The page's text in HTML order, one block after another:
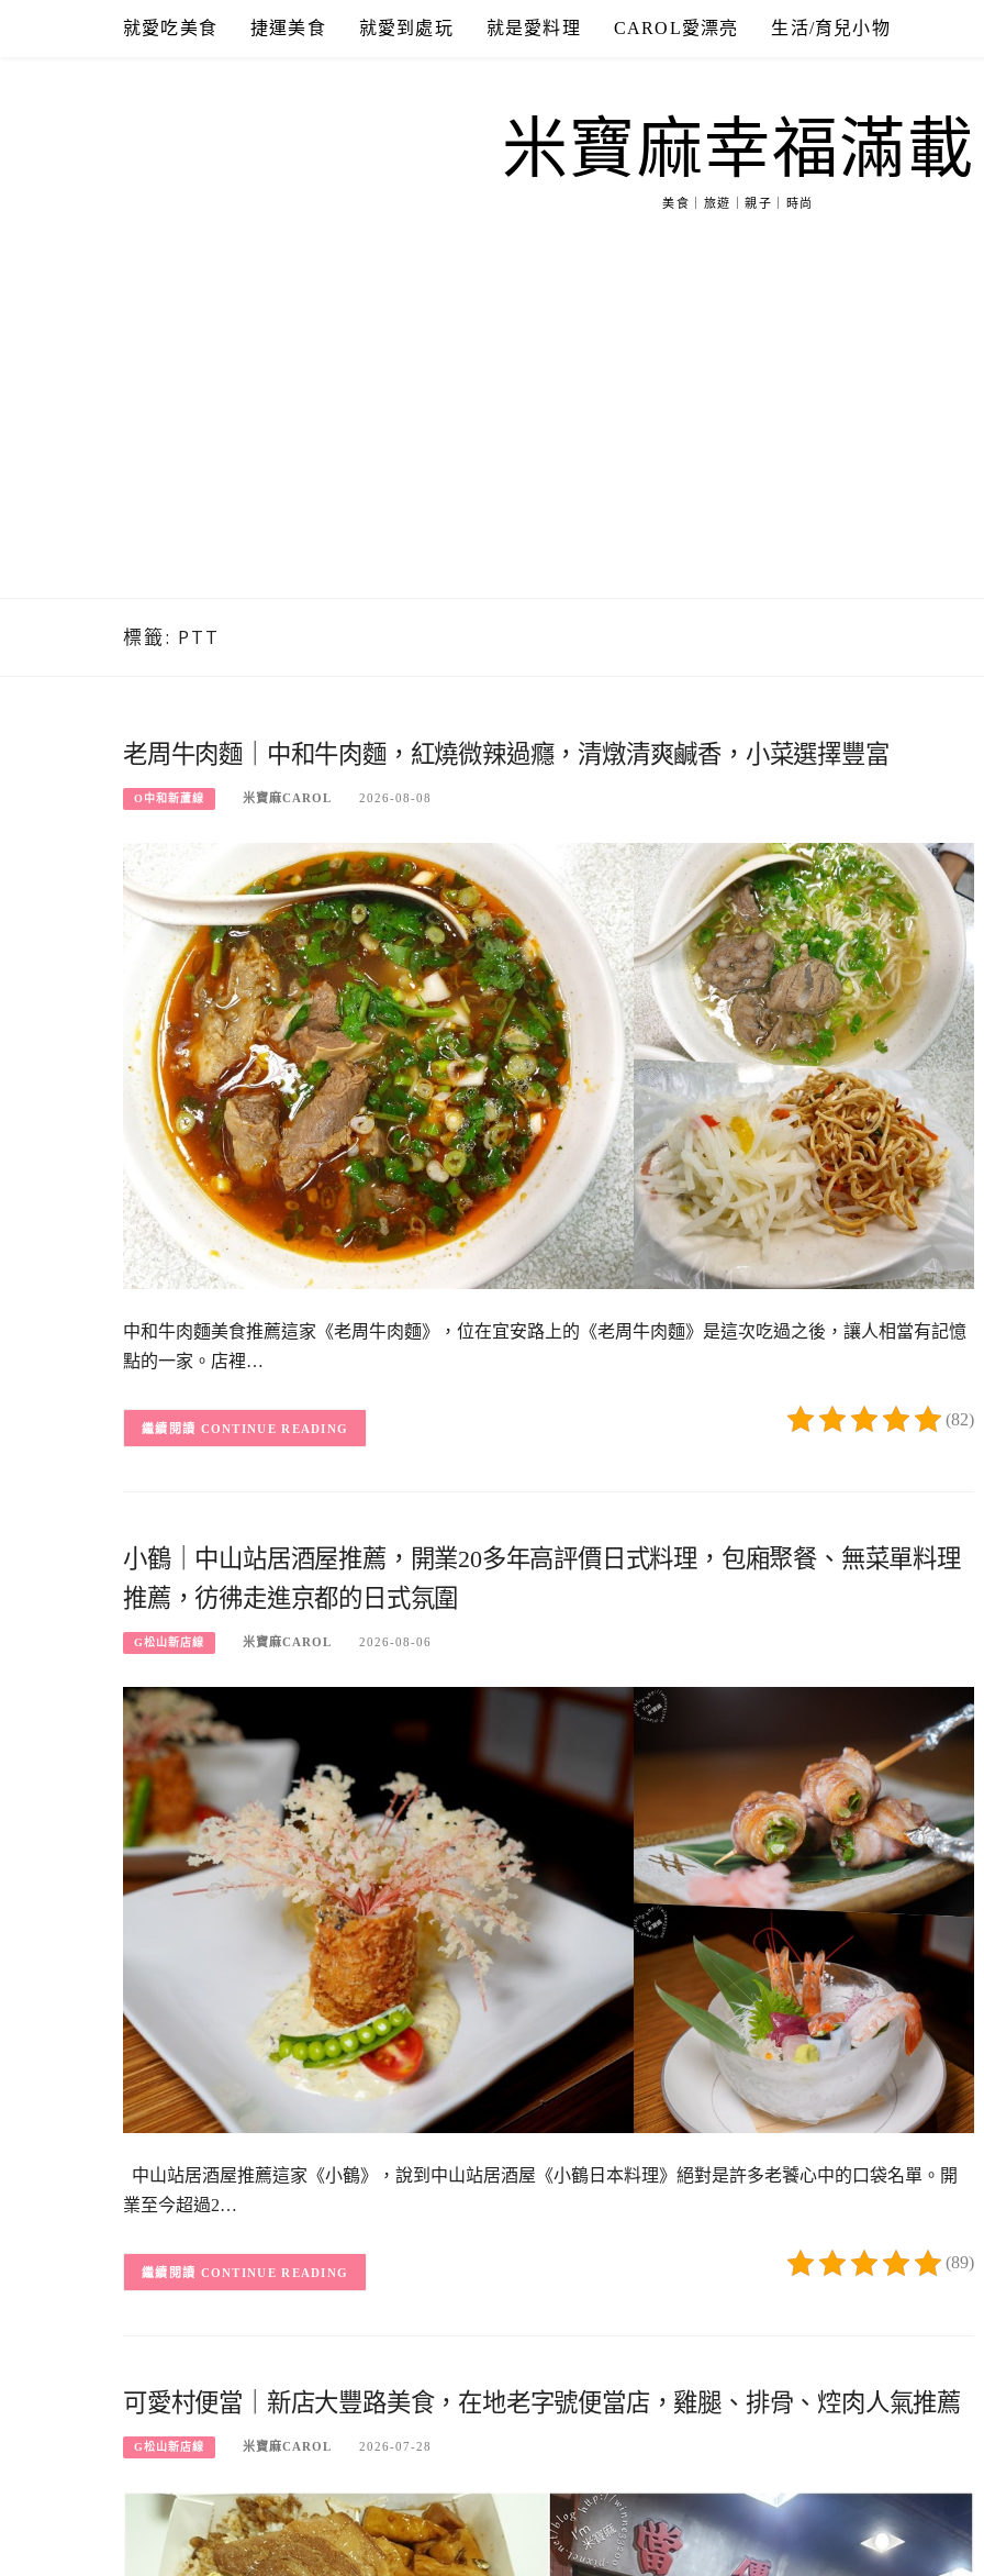
就愛吃美食 捷運美食 就愛到處玩 就是愛料理 CAROL愛漂亮 生活/育兒小物
米寶麻幸福滿載
美食｜旅遊｜親子｜時尚
標籤: PTT
老周牛肉麵｜中和牛肉麵，紅燒微辣過癮，清燉清爽鹹香，小菜選擇豐富
O中和新蘆線 米寶麻CAROL 2026-08-08
中和牛肉麵美食推薦這家《老周牛肉麵》，位在宜安路上的《老周牛肉麵》是這次吃過之後，讓人相當有記憶
點的一家。店裡…
(82)
CONTINUE READING
小鶴｜中山站居酒屋推薦，開業20多年高評價日式料理，包廂聚餐、無菜單料理
推薦，彷彿走進京都的日式氛圍
G松山新店線 米寶麻CAROL 2026-08-06
中山站居酒屋推薦這家《小鶴》，說到中山站居酒屋《小鶴日本料理》絕對是許多老饕心中的口袋名單。開
業至今超過2…
(89)
CONTINUE READING
可愛村便當｜新店大豐路美食，在地老字號便當店，雞腿、排骨、焢肉人氣推薦
G松山新店線 米寶麻CAROL 2026-07-28